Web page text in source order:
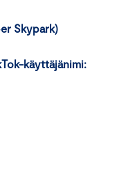
Skypark)
käyttäjänimi: